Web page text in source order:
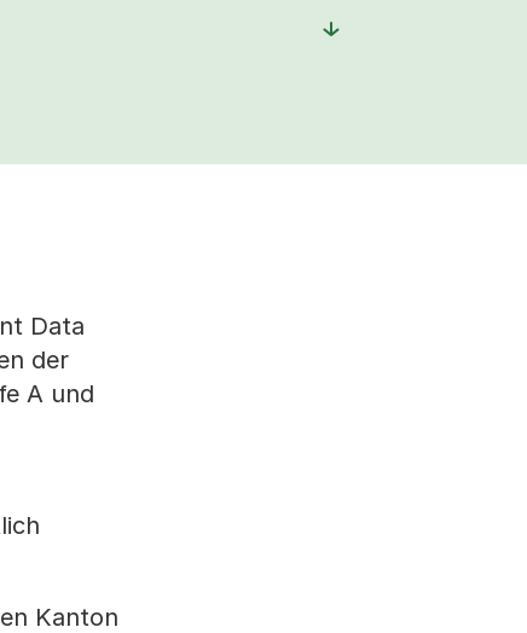
Data
der
A und
Kanton